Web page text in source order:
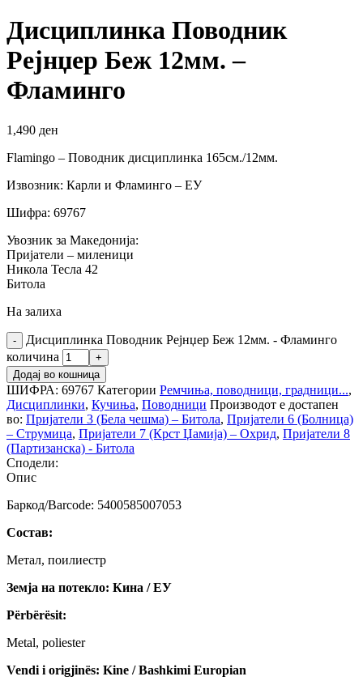
Дисциплинка Поводник
Рејнџер Беж 12мм. –
Фламинго
1,490 ден
Flamingo – Поводник дисциплинка 165см./12мм.
Извозник: Карли и Фламинго – ЕУ
Шифра: 69767
Увозник за Македонија:
Пријатели – миленици
Никола Тесла 42
Битола
На залиха
Дисциплинка Поводник Рејнџер Беж 12мм. - Фламинго
количина
Додај во кошница
ШИФРА: 69767 Категории Ремчиња, поводници, градници...,
Дисциплинки, Кучиња, Поводници Производот е достапен
во: Пријатели 3 (Бела чешма) – Битола, Пријатели 6 (Болница)
– Струмица, Пријатели 7 (Крст Џамија) – Охрид, Пријатели 8
(Партизанска) - Битола
Сподели:
Опис
Баркод/Barcode: 5400585007053
Состав:
Метал, поилиестр
Земја на потекло: Кина / ЕУ
Përbërësit:
Metal, poliester
Vendi i origjinës: Kine / Bashkimi Europian